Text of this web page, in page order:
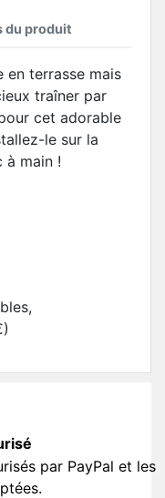
du produit
en terrasse mais
traîner par
cet adorable
le sur la
main !
par PayPal et les